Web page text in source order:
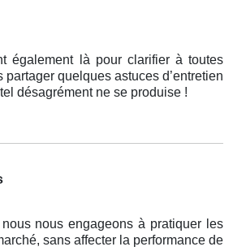
également là pour clarifier à toutes
quelques astuces d’entretien
désagrément ne se produise !
nous engageons à pratiquer les
sans affecter la performance de